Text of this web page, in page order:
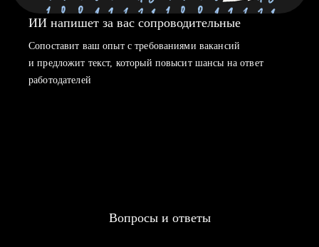
ИИ напишет за вас сопроводительные
Сопоставит ваш опыт с требованиями вакансий
и предложит текст, который повысит шансы на ответ
работодателей
Вопросы и ответы